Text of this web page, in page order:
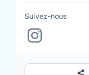
Suivez-nous